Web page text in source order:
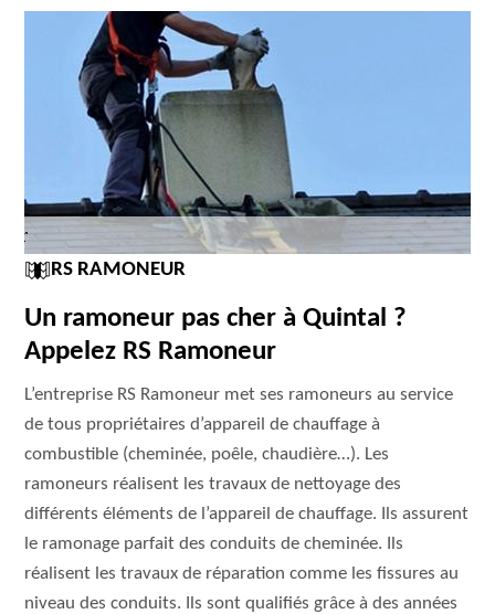
RS RAMONEUR
Un ramoneur pas cher à Quintal ?
Appelez RS Ramoneur
L’entreprise RS Ramoneur met ses ramoneurs au service
de tous propriétaires d’appareil de chauffage à
combustible (cheminée, poêle, chaudière…). Les
ramoneurs réalisent les travaux de nettoyage des
différents éléments de l’appareil de chauffage. Ils assurent
le ramonage parfait des conduits de cheminée. Ils
réalisent les travaux de réparation comme les fissures au
niveau des conduits. Ils sont qualifiés grâce à des années